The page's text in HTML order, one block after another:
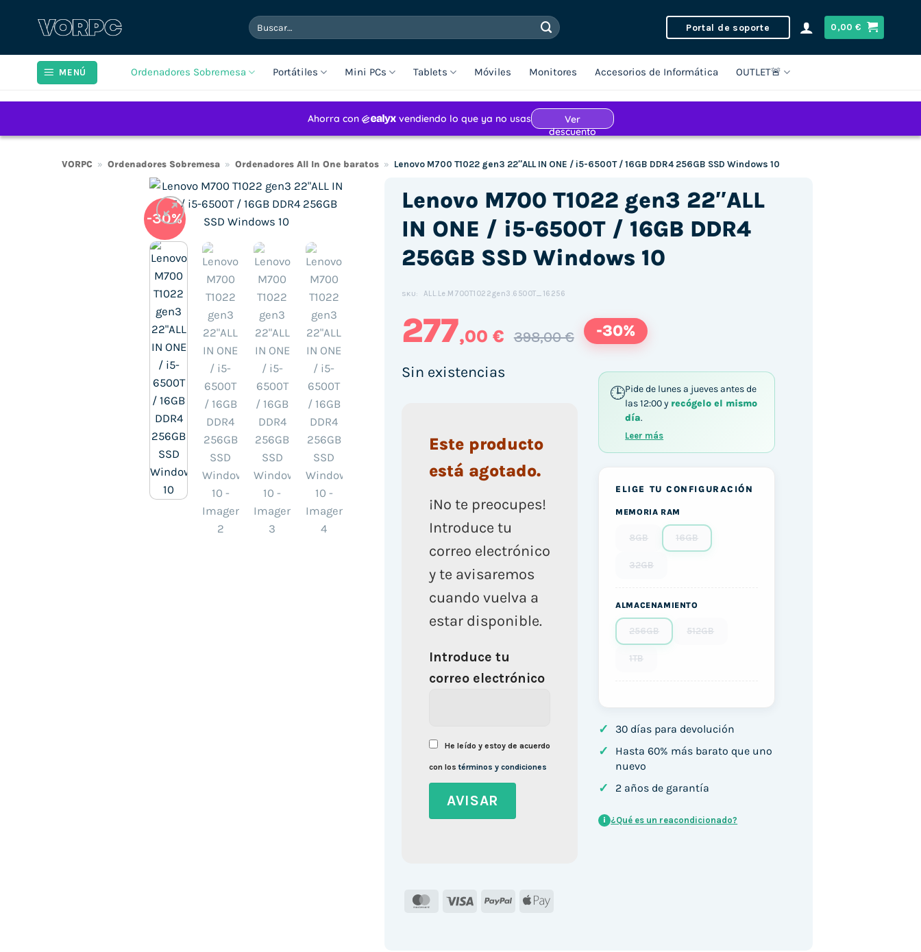
Buscar
por:
Portal de soporte 0,00€
MENÚ Ordenadores Sobremesa Portátiles Mini PCs Tablets Móviles Monitores Accesorios de Informática OUTLET🚨
VORPC » Ordenadores Sobremesa » Ordenadores All In One baratos » Lenovo M700 T1022 gen3 22″ALL IN ONE / i5-6500T / 16GB DDR4 256GB SSD Windows 10
-30%
Lenovo M700 T1022 gen3 22″ALL
IN ONE / i5-6500T / 16GB DDR4
256GB SSD Windows 10
SKU: ALL.Le.M700T1022gen3.6500T_16256
277,00 € 398,00 € -30%
Sin existencias
Este producto
está agotado.
¡No te preocupes!
Introduce tu
correo electrónico
y te avisaremos
cuando vuelva a
estar disponible.
Introduce tu
correo electrónico
He leído y estoy de acuerdo
con lostérminos y condiciones
MasterCard
Visa PayPal Apple
Pide de lunes a jueves antes de
las 12:00 y recógelo el mismo
día.
Leer más
ELIGE TU CONFIGURACIÓN
MEMORIA RAM
8GB 16GB
32GB
ALMACENAMIENTO
256GB 512GB
1TB
✓ 30 días para devolución
✓
Hasta 60% más barato que uno
nuevo
✓ 2 años de garantía
i ¿Qué es un reacondicionado?